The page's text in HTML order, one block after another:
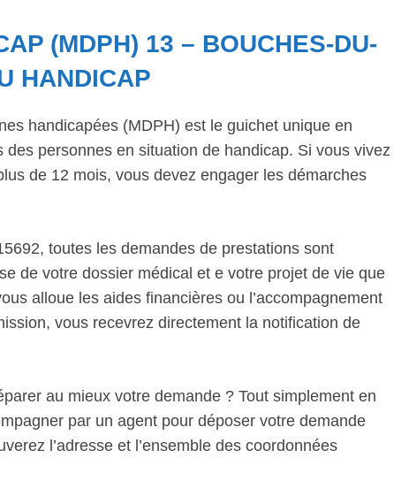
(MDPH) 13 – BOUCHES-DU-
HANDICAP
handicapées (MDPH) est le guichet unique en
personnes en situation de handicap. Si vous vivez
de 12 mois, vous devez engager les démarches
toutes les demandes de prestations sont
de votre dossier médical et e votre projet de vie que
alloue les aides financières ou l’accompagnement
vous recevrez directement la notification de
au mieux votre demande ? Tout simplement en
par un agent pour déposer votre demande
l’adresse et l’ensemble des coordonnées